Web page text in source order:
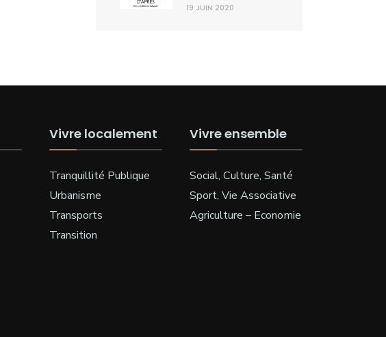
19 JUIN 2020
Vivre localement
Tranquillité Publique
Urbanisme
Transports
Transition
Vivre ensemble
Social, Culture, Santé
Sport, Vie Associative
Agriculture – Economie